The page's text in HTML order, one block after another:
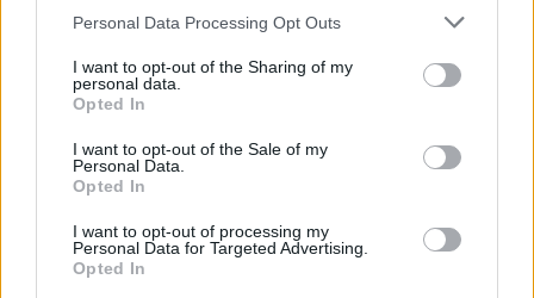
Personal Data Processing Opt Outs
I want to opt-out of the Sharing of my
personal data.
Opted In
I want to opt-out of the Sale of my
Personal Data.
Opted In
I want to opt-out of processing my
Personal Data for Targeted Advertising.
Opted In
Pasak Chaasadahyah, O. Bracero ir K. Wilson
šioje vietovėje neturėjo kitų giminaičių, todėl
Chaasadahyah. – Jos gimtadienio proga visi
kartu vykome į restoraną. Ji buvo praktiškai